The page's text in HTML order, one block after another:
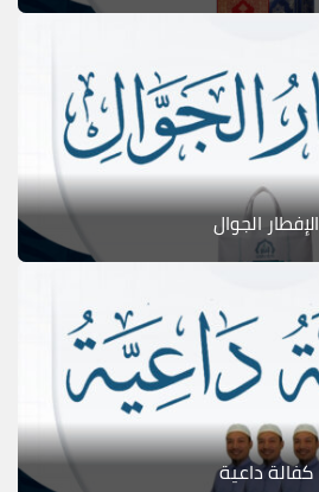
الإفطار الجوال
كفالة داعية